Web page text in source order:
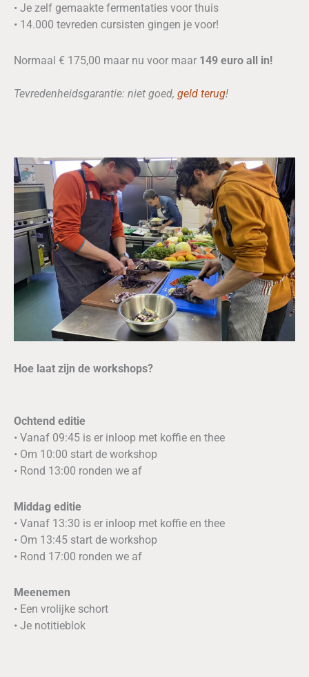
• Je zelf gemaakte fermentaties voor thuis
• 14.000 tevreden cursisten gingen je voor!
Normaal € 175,00 maar nu voor maar 149 euro all in!
Tevredenheidsgarantie: niet goed, geld terug!
Hoe laat zijn de workshops?
Ochtend editie
• Vanaf 09:45 is er inloop met koffie en thee
• Om 10:00 start de workshop
• Rond 13:00 ronden we af
Middag editie
• Vanaf 13:30 is er inloop met koffie en thee
• Om 13:45 start de workshop
• Rond 17:00 ronden we af
Meenemen
• Een vrolijke schort
• Je notitieblok